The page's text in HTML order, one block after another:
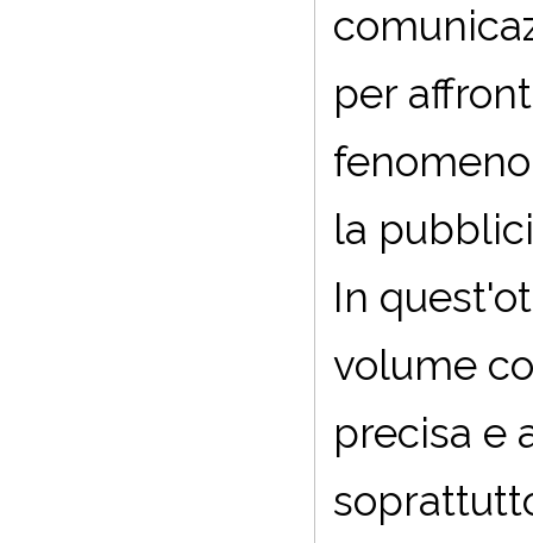
per
la
In
volume
precisa e